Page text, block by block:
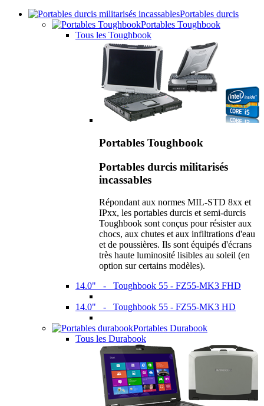
Portables durcis
Portables Toughbook
Tous les Toughbook
Portables Toughbook
Portables durcis militarisés
incassables
Répondant aux normes MIL-STD 8xx et
IPxx, les portables durcis et semi-durcis
Toughbook sont conçus pour résister aux
chocs, aux chutes et aux infiltrations d'eau
et de poussières. Ils sont équipés d'écrans
très haute luminosité lisibles au soleil (en
option sur certains modèles).
14.0" - Toughbook 55 - FZ55-MK3 FHD
14.0" - Toughbook 55 - FZ55-MK3 HD
Portables Durabook
Tous les Durabook